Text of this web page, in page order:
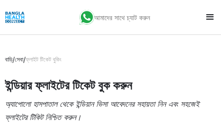
আমাদের সাথে চ্যাট করুন
বাড়ি/সেবা/ফ্লাইট টিকেট বুকিং
ইন্ডিয়ার ফ্লাইটের টিকেট বুক করুন
অ্যাপোলো হাসপাতাল থেকে ইন্ডিয়ান ভিসা আবেদনের সহায়তা নিন এবং সহজেই
ফ্লাইটের টিকিট নিশ্চিত করুন।